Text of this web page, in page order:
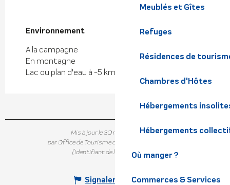
Meublés et Gîtes
Refuges
Résidences de
Chambres d'Hôtes
Hébergements
Hébergements
Où manger ?
Commerces & Services
Environnement
Environnement
A la campagne
En montagne
Lac ou plan d'eau à -5 km
Mis à jour le 30 mai 2025 à 15:52
par Office de Tourisme de Belledonne Chartreuse
(Identifiant de l'offre :4664617
Signaler une erreur